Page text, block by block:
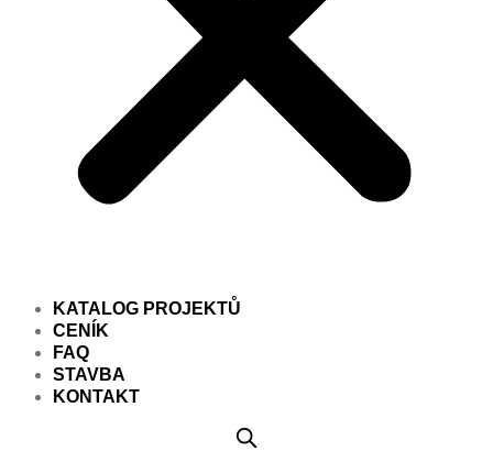
KATALOG PROJEKTŮ
CENÍK
FAQ
STAVBA
KONTAKT